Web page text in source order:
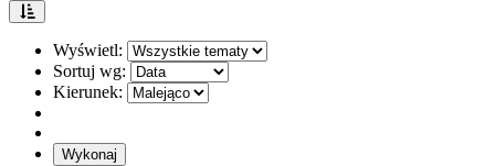
Wyświetl:
Sortuj wg:
Kierunek: